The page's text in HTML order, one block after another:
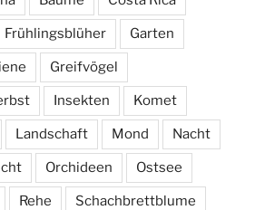
Frühlingsblüher Garten
Greifvögel
Insekten Komet
Landschaft Mond Nacht
Orchideen Ostsee
Rehe Schachbrettblume